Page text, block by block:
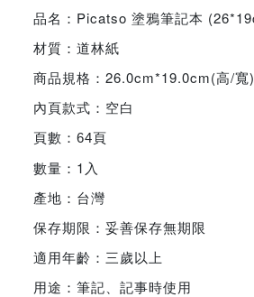
品名：Picatso 塗鴉筆記本
材質：道林紙
商品規格：26.0cm*19.0cm(高/寬)
內頁款式：空白
頁數：64頁
數量：1入
產地：台灣
保存期限：妥善保存無期限
適用年齡：三歲以上
用途：筆記、記事時使用